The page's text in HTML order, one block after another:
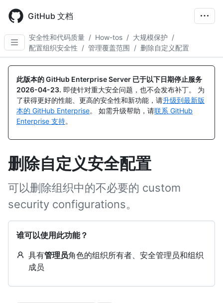
main
content
GitHub 文档
安全性和代码质量 / How-tos / 大规模保护 /
配置组织安全性 / 管理覆盖范围 / 删除自定义配置
此版本的 GitHub Enterprise Server 已于以下日期停止服务
2026-04-23. 即使针对重大安全问题，也不会发布补丁。 为
了获得更好的性能、更高的安全性和新功能，请升级到最新版
本的 GitHub Enterprise。 如需升级帮助，请联系 GitHub
Enterprise 支持。
删除自定义安全配置
可以删除组织中的不必要的 custom
security configurations。
谁可以使用此功能？
具有管理员角色的组织所有者、安全管理员和组织
成员